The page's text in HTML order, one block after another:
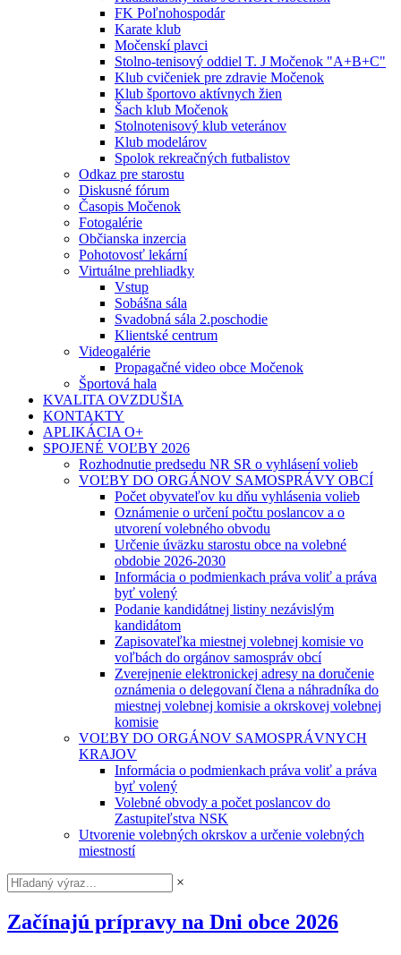
FK Poľnohospodár
Karate klub
Močenskí plavci
Stolno-tenisový oddiel T. J Močenok "A+B+C"
Klub cvičeniek pre zdravie Močenok
Klub športovo aktívnych žien
Šach klub Močenok
Stolnotenisový klub veteránov
Klub modelárov
Spolok rekreačných futbalistov
Odkaz pre starostu
Diskusné fórum
Časopis Močenok
Fotogalérie
Občianska inzercia
Pohotovosť lekární
Virtuálne prehliadky
Vstup
Sobášna sála
Svadobná sála 2.poschodie
Klientské centrum
Videogalérie
Propagačné video obce Močenok
Športová hala
KVALITA OVZDUŠIA
KONTAKTY
APLIKÁCIA O+
SPOJENÉ VOĽBY 2026
Rozhodnutie predsedu NR SR o vyhlásení volieb
VOĽBY DO ORGÁNOV SAMOSPRÁVY OBCÍ
Počet obyvateľov ku dňu vyhlásenia volieb
Oznámenie o určení počtu poslancov a o
utvorení volebného obvodu
Určenie úväzku starostu obce na volebné
obdobie 2026-2030
Informácia o podmienkach práva voliť a práva
byť volený
Podanie kandidátnej listiny nezávislým
kandidátom
Zapisovateľka miestnej volebnej komisie vo
voľbách do orgánov samospráv obcí
Zverejnenie elektronickej adresy na doručenie
oznámenia o delegovaní člena a náhradníka do
miestnej volebnej komisie a okrskovej volebnej
komisie
VOĽBY DO ORGÁNOV SAMOSPRÁVNYCH
KRAJOV
Informácia o podmienkach práva voliť a práva
byť volený
Volebné obvody a počet poslancov do
Zastupiteľstva NSK
Utvorenie volebných okrskov a určenie volebných
miestností
×
Začínajú prípravy na Dni obce 2026